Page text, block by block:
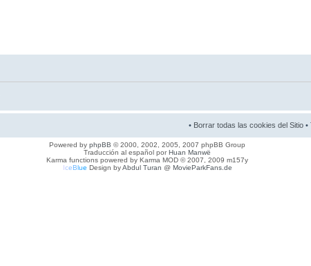
• Borrar todas las cookies del Sitio •
Powered by phpBB © 2000, 2002, 2005, 2007 phpBB Group
Traducción al español porHuan Manwë
Karma functions powered by Karma MOD © 2007, 2009 m157y
IceBlue Design byAbdul Turan @ MovieParkFans.de